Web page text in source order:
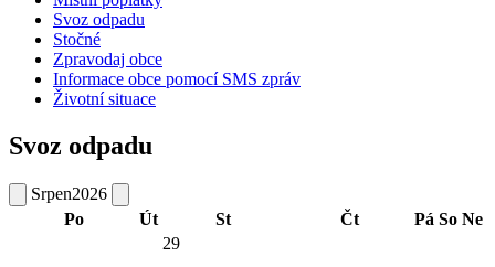
Svoz odpadu
Stočné
Zpravodaj obce
Informace obce pomocí SMS zpráv
Životní situace
Svoz odpadu
Srpen2026
Po
Út St Čt Pá So Ne
29